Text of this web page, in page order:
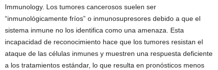
Immunology. Los tumores cancerosos suelen ser
“inmunológicamente fríos” o inmunosupresores debido a que el
sistema inmune no los identifica como una amenaza. Esta
incapacidad de reconocimiento hace que los tumores resistan el
ataque de las células inmunes y muestren una respuesta deficiente
a los tratamientos estándar, lo que resulta en pronósticos menos